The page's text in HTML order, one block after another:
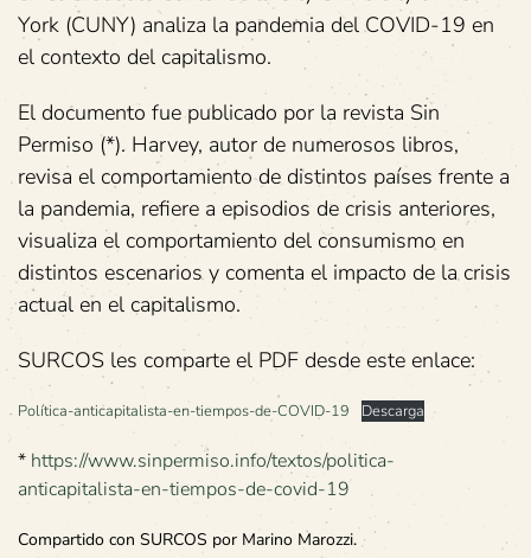
York (CUNY) analiza la pandemia del COVID-19 en
el contexto del capitalismo.
El documento fue publicado por la revista Sin
Permiso (*). Harvey, autor de numerosos libros,
revisa el comportamiento de distintos países frente a
la pandemia, refiere a episodios de crisis anteriores,
visualiza el comportamiento del consumismo en
distintos escenarios y comenta el impacto de la crisis
actual en el capitalismo.
SURCOS les comparte el PDF desde este enlace:
Política-anticapitalista-en-tiempos-de-COVID-19 Descarga
* https://www.sinpermiso.info/textos/politica-
anticapitalista-en-tiempos-de-covid-19
Compartido con SURCOS por Marino Marozzi.